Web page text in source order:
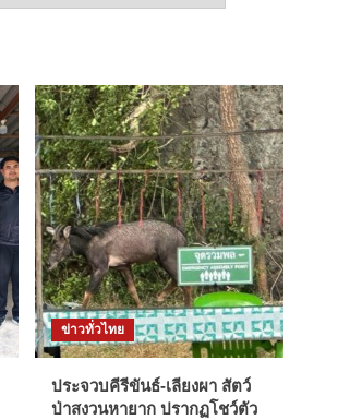
ข่าวทั่วไทย
ประจวบคีรีขันธ์-เลียงผา สัตว์
ป่าสงวนหายาก ปรากฏโชว์ตัว